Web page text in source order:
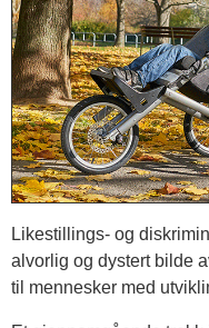
Likestillings- og
alvorlig og dystert bilde
til mennesker med